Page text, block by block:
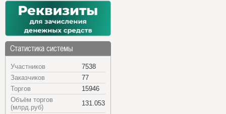
Статистика системы
Участников
7538
Заказчиков
77
Торгов
15946
Объём торгов
(млрд.руб)
131.053